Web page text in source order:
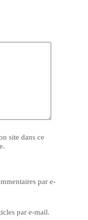
site dans ce
par e-
par e-mail.